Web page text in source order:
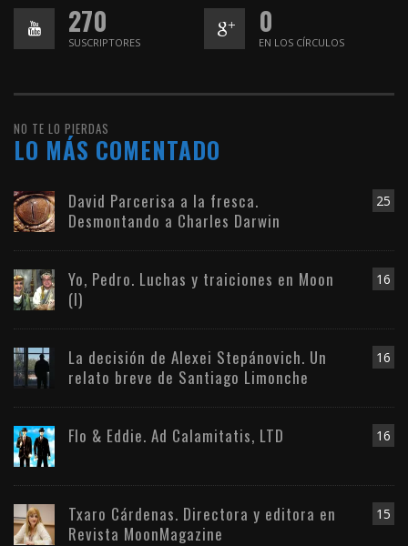
270
SUSCRIPTORES
0
EN LOS CÍRCULOS
NO TE LO PIERDAS
LO MÁS COMENTADO
25
David Parcerisa a la fresca.
Desmontando a Charles Darwin
16
Yo, Pedro. Luchas y traiciones en Moon
(I)
16
La decisión de Alexei Stepánovich. Un
relato breve de Santiago Limonche
16
Flo & Eddie. Ad Calamitatis, LTD
15
Txaro Cárdenas. Directora y editora en
Revista MoonMagazine